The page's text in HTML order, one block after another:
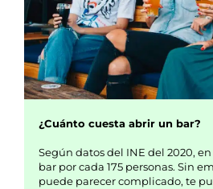
¿Cuánto cuesta abrir un bar?
Según datos del INE del 2020,
bar por cada 175 personas. Sin
puede parecer complicado, te